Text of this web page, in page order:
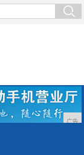
广告